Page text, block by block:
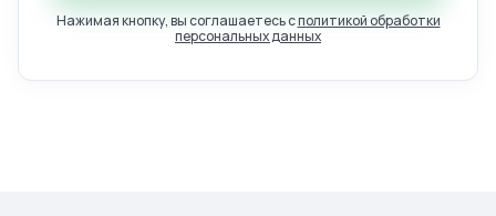
Нажимая кнопку, вы соглашаетесь сполитикой обработки
персональных данных